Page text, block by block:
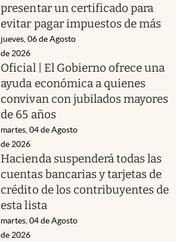
presentar un certificado para
evitar pagar impuestos de más
jueves, 06 de Agosto
de 2026
Oficial | El Gobierno ofrece una
ayuda económica a quienes
convivan con jubilados mayores
de 65 años
martes, 04 de Agosto
de 2026
Hacienda suspenderá todas las
cuentas bancarias y tarjetas de
crédito de los contribuyentes de
esta lista
martes, 04 de Agosto
de 2026